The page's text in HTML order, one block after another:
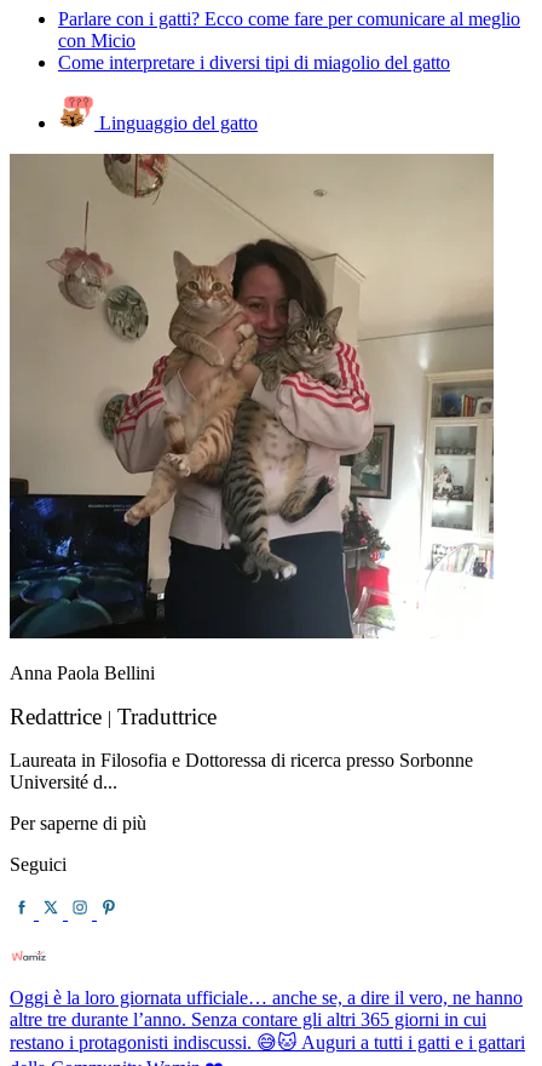
Parlare con i gatti? Ecco come fare per comunicare al meglio
con Micio
Come interpretare i diversi tipi di miagolio del gatto
Linguaggio del gatto
Anna Paola Bellini
Redattrice | Traduttrice
Laureata in Filosofia e Dottoressa di ricerca presso Sorbonne
Université d...
Per saperne di più
Seguici
Oggi è la loro giornata ufficiale… anche se, a dire il vero, ne hanno
altre tre durante l’anno. Senza contare gli altri 365 giorni in cui
restano i protagonisti indiscussi. 😅🐱 Auguri a tutti i gatti e i gattari